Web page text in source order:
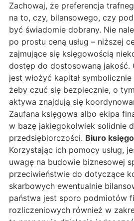
Zachowaj, że preferencja
na to, czy, bilansowego, czy
być świadomie dobrany. Nie
po prostu ceną usług – niższej
zajmujące się księgowością
dostęp do dostosowaną jakość.
jest włożyć kapitał
żeby czuć się bezpiecznie, o
aktywa znajdują się
Zaufana księgowa albo ekipa
w bazę jakiegokolwiek solidnie
przedsiębiorczości. Biuro
Korzystając ich pomocy usług,
uwagę na budowie biznesowej
przeciwieństwie do dotyczące
skarbowych ewentualnie
państwa jest sporo podmiotów
rozliczeniowych również w